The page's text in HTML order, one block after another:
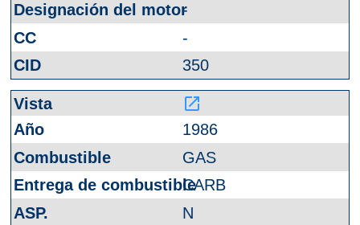
-
-
350
launch
1986
GAS
CARB
N